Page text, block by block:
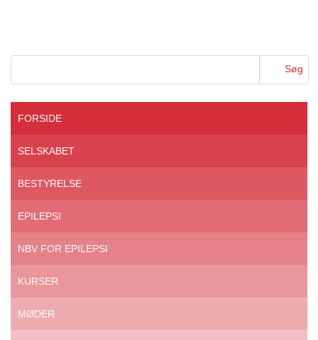
FORSIDE
SELSKABET
BESTYRELSE
EPILEPSI
NBV FOR EPILEPSI
KURSER
MØDER